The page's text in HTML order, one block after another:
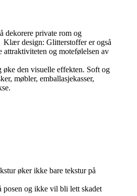
dekorere private rom og
Klær design: Glitterstoffer er også
attraktiviteten og motefølelsen av
øke den visuelle effekten. ‌Soft og
møbler, emballasjekasser,
øker ikke bare tekstur på
posen og ikke vil bli lett skadet